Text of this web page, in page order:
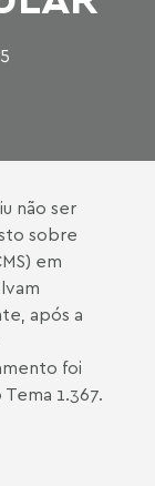
não ser
sobre
em
após a
foi
1.367.